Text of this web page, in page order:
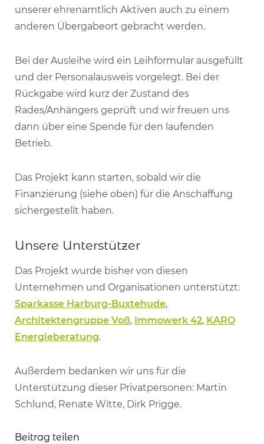
unserer ehrenamtlich Aktiven auch zu einem
anderen Übergabeort gebracht werden.
Bei der Ausleihe wird ein Leihformular ausgefüllt
und der Personalausweis vorgelegt. Bei der
Rückgabe wird kurz der Zustand des
Rades/Anhängers geprüft und wir freuen uns
dann über eine Spende für den laufenden
Betrieb.
Das Projekt kann starten, sobald wir die
Finanzierung (siehe oben) für die Anschaffung
sichergestellt haben.
Unsere Unterstützer
Das Projekt wurde bisher von diesen
Unternehmen und Organisationen unterstützt:
Sparkasse Harburg-Buxtehude,
Architektengruppe Voß, Immowerk 42, KARO
Energieberatung.
Außerdem bedanken wir uns für die
Unterstützung dieser Privatpersonen: Martin
Schlund, Renate Witte, Dirk Prigge.
Beitrag teilen